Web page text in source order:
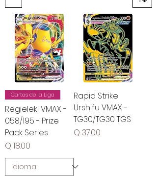
Cartas de la Liga
Regieleki VMAX -
058/195 - Prize
Pack Series
Precio
Q 18.00
Rapid Strike
Urshifu VMAX -
TG30/TG30 TGS
Precio
Q 37.00